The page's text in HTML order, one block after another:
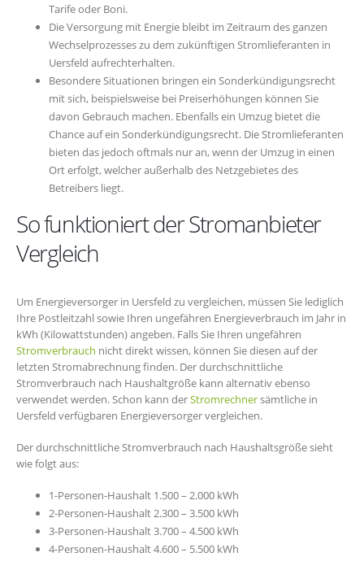
Tarife oder Boni.
Die Versorgung mit Energie bleibt im Zeitraum des ganzen
Wechselprozesses zu dem zukünftigen Stromlieferanten in
Uersfeld aufrechterhalten.
Besondere Situationen bringen ein Sonderkündigungsrecht
mit sich, beispielsweise bei Preiserhöhungen können Sie
davon Gebrauch machen. Ebenfalls ein Umzug bietet die
Chance auf ein Sonderkündigungsrecht. Die Stromlieferanten
bieten das jedoch oftmals nur an, wenn der Umzug in einen
Ort erfolgt, welcher außerhalb des Netzgebietes des
Betreibers liegt.
So funktioniert der Stromanbieter
Vergleich
Um Energieversorger in Uersfeld zu vergleichen, müssen Sie lediglich
Ihre Postleitzahl sowie Ihren ungefähren Energieverbrauch im Jahr in
kWh (Kilowattstunden) angeben. Falls Sie Ihren ungefähren
Stromverbrauch nicht direkt wissen, können Sie diesen auf der
letzten Stromabrechnung finden. Der durchschnittliche
Stromverbrauch nach Haushaltgröße kann alternativ ebenso
verwendet werden. Schon kann derStromrechnersämtliche in
Uersfeld verfügbaren Energieversorger vergleichen.
Der durchschnittliche Stromverbrauch nach Haushaltsgröße sieht
wie folgt aus:
1-Personen-Haushalt 1.500 – 2.000 kWh
2-Personen-Haushalt 2.300 – 3.500 kWh
3-Personen-Haushalt 3.700 – 4.500 kWh
4-Personen-Haushalt 4.600 – 5.500 kWh